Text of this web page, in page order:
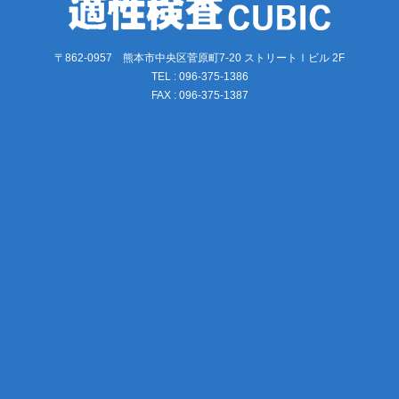
〒862-0957 熊本市中央区菅原町7-20 ストリートⅠビル 2F
TEL : 096-375-1386
FAX : 096-375-1387